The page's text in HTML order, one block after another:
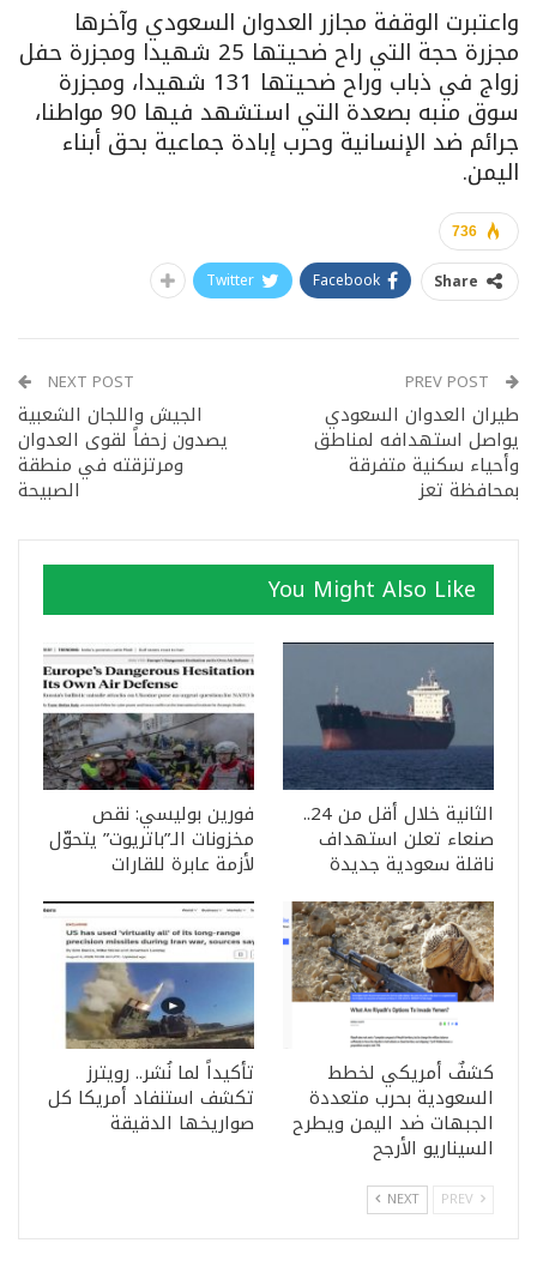
واعتبرت الوقفة مجازر العدوان السعودي وآخرها
مجزرة حجة التي راح ضحيتها 25 شهيدا ومجزرة حفل
زواج في ذباب وراح ضحيتها 131 شهيدا، ومجزرة
سوق منبه بصعدة التي استشهد فيها 90 مواطنا،
جرائم ضد الإنسانية وحرب إبادة جماعية بحق أبناء
اليمن.
736
Share
Facebook
Twitter
طيران العدوان السعودي
يواصل استهدافه لمناطق
وأحياء سكنية متفرقة
بمحافظة تعز
NEXT POST
الجيش واللجان الشعبية
يصدون زحفاً لقوى العدوان
ومرتزقته في منطقة
الصبيحة
You Might Also Like
الثانية خلال أقل من 24..
صنعاء تعلن استهداف
ناقلة سعودية جديدة
فورين بوليسي: نقص
مخزونات الـ”باتريوت” يتحوّل
لأزمة عابرة للقارات
كشفٌ أمريكي لخطط
السعودية بحرب متعددة
الجبهات ضد اليمن ويطرح
السيناريو الأرجح
تأكيداً لما نُشر.. رويترز
تكشف استنفاد أمريكا كل
صواريخها الدقيقة
NEXT